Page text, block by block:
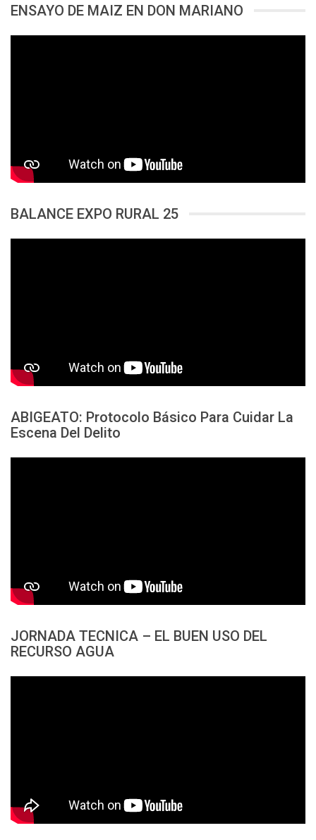
ENSAYO DE MAIZ EN DON MARIANO
BALANCE EXPO RURAL 25
ABIGEATO: Protocolo Básico Para Cuidar La
Escena Del Delito
JORNADA TECNICA – EL BUEN USO DEL
RECURSO AGUA